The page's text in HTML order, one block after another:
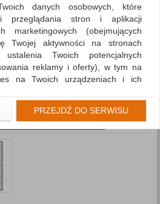
danych osobowych, które
przeglądania stron i aplikacji
marketingowych (obejmujących
Twojej aktywności na stronach
Twoich potencjalnych
reklamy i oferty), w tym na
na Twoich urządzeniach i ich
lub ograniczyć jej zakres, kliknij
wszelkie informacje o tym jak to
znajdziesz także na podstronie z
obowiązującą od 25 maja 2018.
zalogowanych, aby umożliwić
z Państwem i związane z tym
strony www, a w szczególności
PRZEJDŹ DO SERWISU